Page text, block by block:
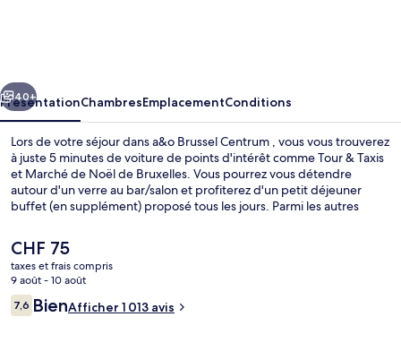
Suivant
40+
PrésentationChambresEmplacementConditions
Lors de votre séjour dans a&o Brussel Centrum , vous vous trouverez
à juste 5 minutes de voiture de points d'intérêt comme Tour & Taxis
et Marché de Noël de Bruxelles. Vous pourrez vous détendre
autour d'un verre au bar/salon et profiterez d'un petit déjeuner
buffet (en supplément) proposé tous les jours. Parmi les autres
épicerie fine, une terrasse et un jardin. Le personnel attentionné et
l'emplacement remportent un franc succès auprès des autres
voyageurs. Les transports publics se situent à une courte distance à
pied : Arrêt de tram Thomas est à 5 min et Arrêt de tram Masui, à 7
min.
Le
prix
actuel
est
de
CHF 75
taxes et frais compris
9 août - 10 août
Avis
voyageurs
7,67,6 sur 10
BienAfficher 1 013 avis